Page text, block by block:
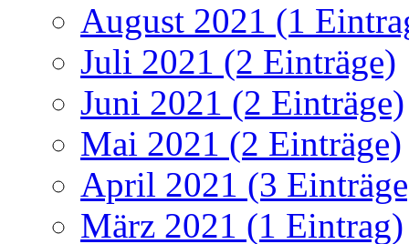
August 2021 (1
Juli 2021 (2 Einträge)
Juni 2021 (2 Einträge)
Mai 2021 (2 Einträge)
April 2021 (3
März 2021 (1 Eintrag)